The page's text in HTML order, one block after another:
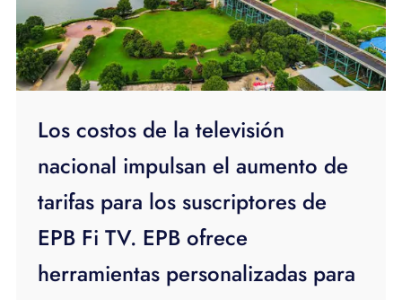
Los costos de la televisión
nacional impulsan el aumento de
tarifas para los suscriptores de
EPB Fi TV. EPB ofrece
herramientas personalizadas para